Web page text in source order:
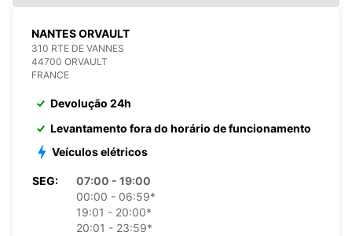
NANTES ORVAULT
310 RTE DE VANNES
44700 ORVAULT
FRANCE
Devolução 24h
Levantamento fora do horário de funcionamento
Veículos elétricos
SEG:
07:00 - 19:00
00:00 - 06:59*
19:01 - 20:00*
20:01 - 23:59*